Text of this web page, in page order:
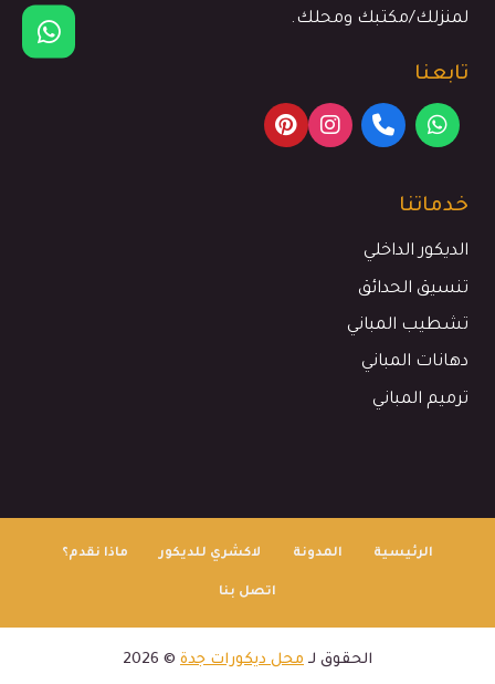
لمنزلك/مكتبك ومحلك.
تابعنا
خدماتنا
الديكور الداخلي
تنسيق الحدائق
تشطيب المباني
دهانات المباني
ترميم المباني
الرئيسية المدونة لاكشري للديكور ماذا نقدم؟
اتصل بنا
الحقوق لـ محل ديكورات جدة © 2026